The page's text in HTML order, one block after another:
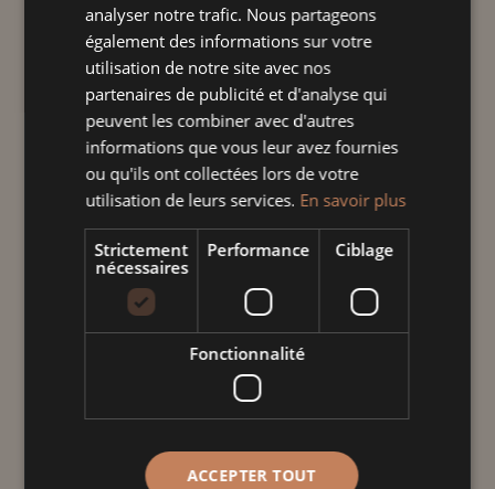
26,00€ TTC
L'intemporel"
Plat gourmet, fabriqué et décoré dans
notre atelier à Soufflenheim, Compatible
Lave-vaisselle, micro-onde et four.
quantité
de
Plat
gourmet
frise
Ajouter au panier
Informations
complémentaires
analyser notre trafic. Nous partageons
également des informations sur votre
utilisation de notre site avec nos
partenaires de publicité et d'analyse qui
peuvent les combiner avec d'autres
informations que vous leur avez fournies
ou qu'ils ont collectées lors de votre
utilisation de leurs services. En savoir plus
Strictement
nécessaires
Performance Ciblage
Fonctionnalité
ACCEPTER TOUT